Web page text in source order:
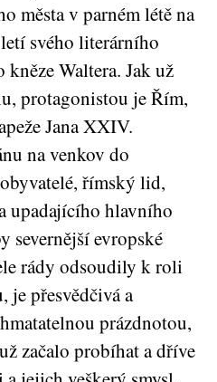
města v parném létě na
svého literárního
Waltera. Jak už
protagonistou je Řím,
Jana XXIV.
na venkov do
římský lid,
upadajícího hlavního
severnější evropské
rády odsoudily k roli
je přesvědčivá a
prázdnotou,
začalo probíhat a dříve